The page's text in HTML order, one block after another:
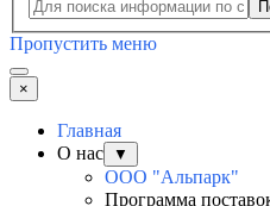
Пропустить меню
×
Главная
О нас
▼
ООО "Альпарк"
Программа